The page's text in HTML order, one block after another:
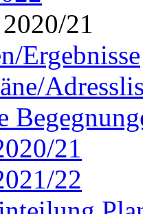
21
Ergebnisse
21
22